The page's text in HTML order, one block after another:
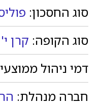
סוג החסכון:
סוג הקופה: קרן י'
דמי ניהול
חברה מנהלת: